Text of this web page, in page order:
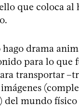
que coloca al
hago drama
para lo que
transportar
del mundo